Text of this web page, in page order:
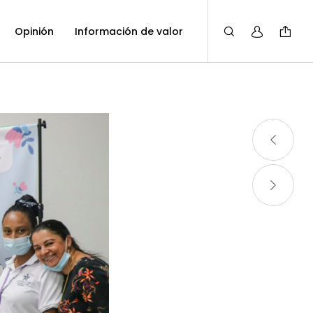
Opinión Información de valor